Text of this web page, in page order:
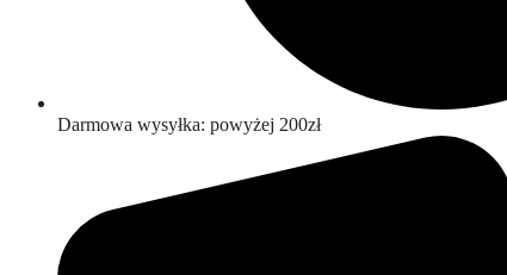
Darmowa wysyłka: powyżej 200zł